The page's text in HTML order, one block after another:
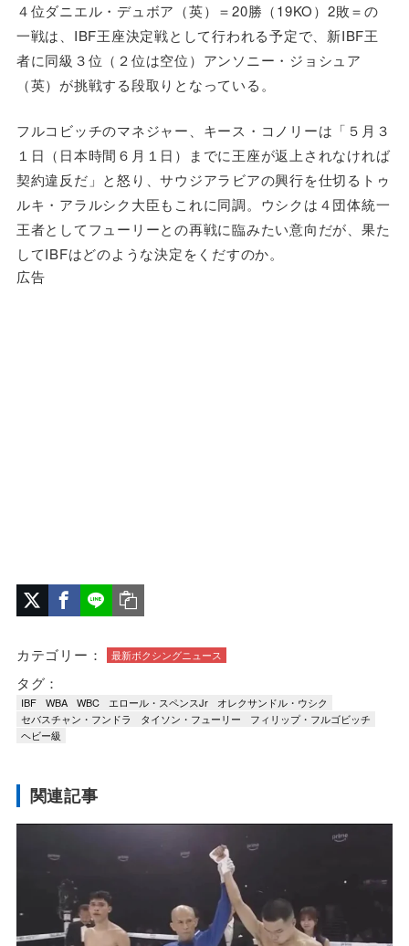
４位ダニエル・デュボア（英）＝20勝（19KO）2敗＝の
一戦は、IBF王座決定戦として行われる予定で、新IBF王
者に同級３位（２位は空位）アンソニー・ジョシュア
（英）が挑戦する段取りとなっている。
フルコビッチのマネジャー、キース・コノリーは「５月３
１日（日本時間６月１日）までに王座が返上されなければ
契約違反だ」と怒り、サウジアラビアの興行を仕切るトゥ
ルキ・アラルシク大臣もこれに同調。ウシクは４団体統一
王者としてフューリーとの再戦に臨みたい意向だが、果た
してIBFはどのような決定をくだすのか。
広告
カテゴリー： 最新ボクシングニュース
タグ：
IBF WBA WBC エロール・スペンスJr
オレクサンドル・ウシク
セバスチャン・フンドラ
タイソン・フューリー
フィリップ・フルゴビッチ
ヘビー級
関連記事